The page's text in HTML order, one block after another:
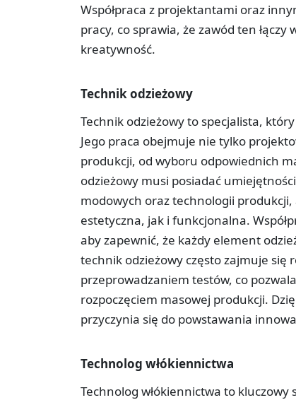
Współpraca z projektantami oraz
pracy, co sprawia, że zawód ten
kreatywność.
Technik odzieżowy
Technik odzieżowy to specjalista,
Jego praca obejmuje nie tylko
produkcji, od wyboru odpowiednich
odzieżowy musi posiadać
modowych oraz technologii
estetyczna, jak i funkcjonalna.
aby zapewnić, że każdy element
technik odzieżowy często zajmuje
przeprowadzaniem testów, co
rozpoczęciem masowej produkcji.
przyczynia się do powstawania
Technolog włókiennictwa
Technolog włókiennictwa to